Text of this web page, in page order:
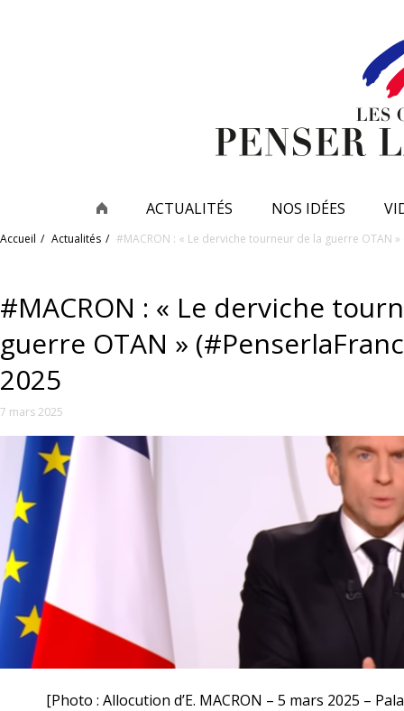
ACTUALITÉS NOS IDÉES
Accueil Actualités #MACRON : « Le derviche tourneur de la guerre OTAN
#MACRON : « Le derviche
guerre OTAN »
2025
7 mars 2025
[Photo : Allocution d’E. MACRON – 5 mars 2025 –